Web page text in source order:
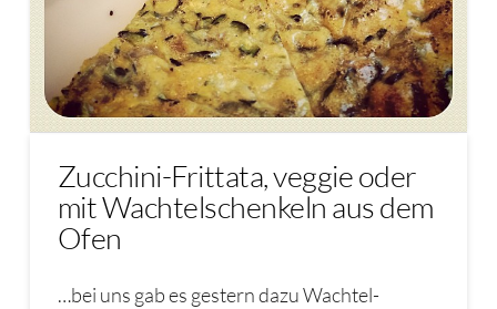
Zucchini-Frittata, veggie oder
mit Wachtelschenkeln aus dem
Ofen
…bei uns gab es gestern dazu Wachtel-